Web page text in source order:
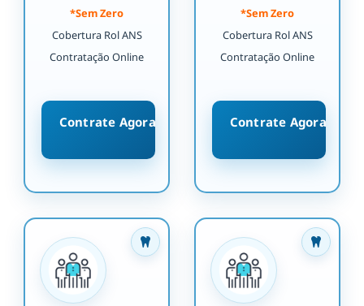
*Sem Zero
Cobertura Rol ANS
Contratação Online
Contrate Agora
*Sem Zero
Cobertura Rol ANS
Contratação Online
Contrate Agora